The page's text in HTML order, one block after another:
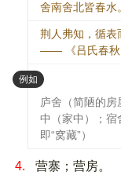
舍南舍北皆春
荆人弗知，循表
—— 《吕氏春秋·
例如 ：
庐舍（简陋的
中（家中）；宿
即“窝藏”）
4. 营寨；营房。